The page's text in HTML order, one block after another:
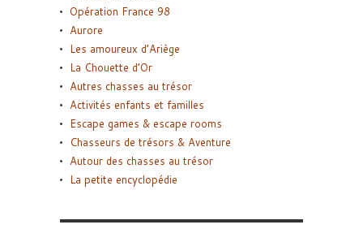
Opération France 98
Aurore
Les amoureux d’Ariège
La Chouette d’Or
Autres chasses au trésor
Activités enfants et familles
Escape games & escape rooms
Chasseurs de trésors & Aventure
Autour des chasses au trésor
La petite encyclopédie